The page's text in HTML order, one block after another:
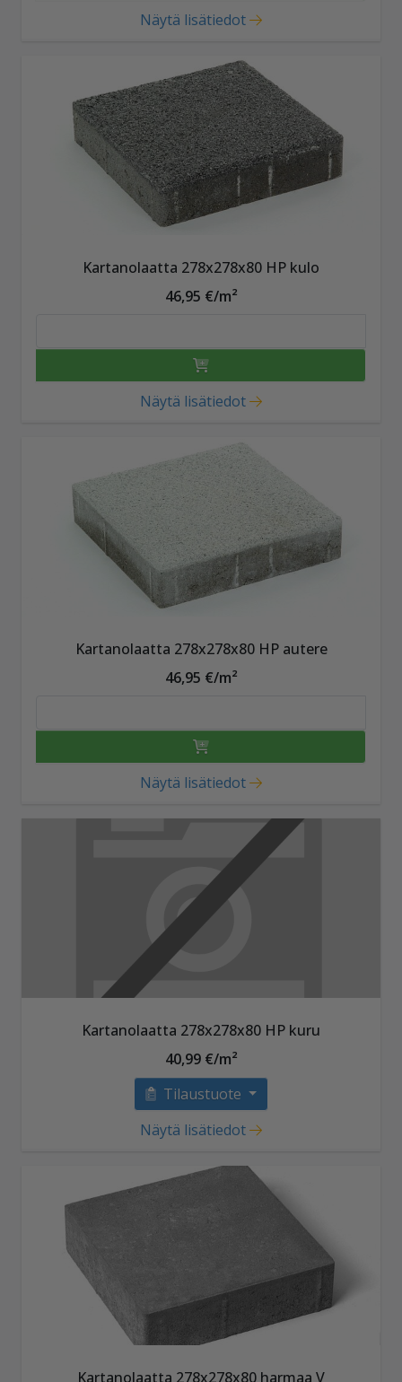
Näytä lisätiedot
Kartanolaatta 278x278x80 HP kulo
46,95 €/m²
Näytä lisätiedot
Kartanolaatta 278x278x80 HP autere
46,95 €/m²
Näytä lisätiedot
Kartanolaatta 278x278x80 HP kuru
40,99 €/m²
Tilaustuote
Näytä lisätiedot
Kartanolaatta 278x278x80 harmaa V